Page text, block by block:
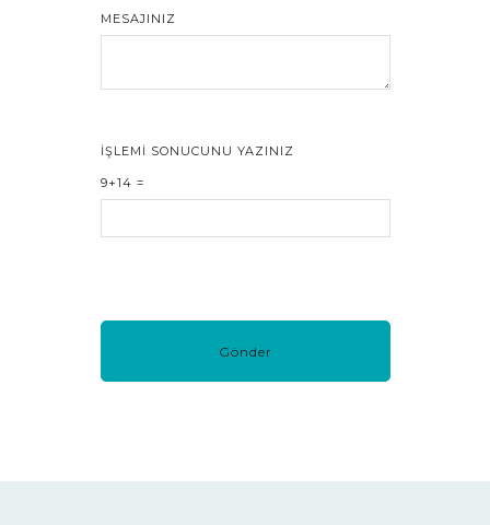
MESAJINIZ
İŞLEMI SONUCUNU YAZINIZ
9+14 =